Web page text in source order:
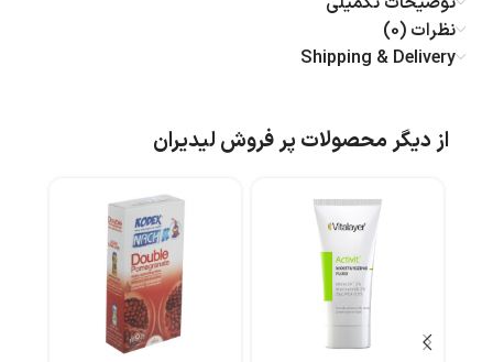
نظرات (0)
Shipping & Delivery
از دیگر محصولات پر فروش لیدیران